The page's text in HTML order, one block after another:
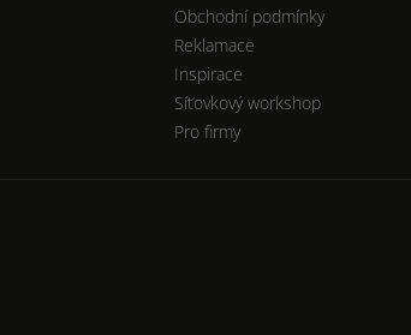
Obchodní podmínky
Reklamace
Inspirace
Síťovkový workshop
Pro firmy